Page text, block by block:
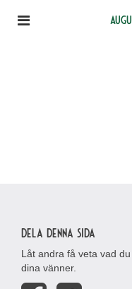
Dela denna sida
Låt andra få veta vad
dina vänner.